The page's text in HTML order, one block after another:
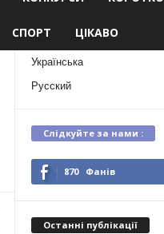
СПОРТ ЦІКАВО
Українська
Русский
Слідкуйте за нами :
870 Фанів
Останні публікації